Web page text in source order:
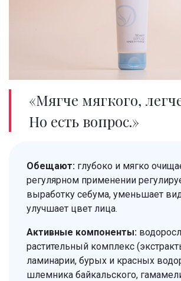
«Мягче мягкого,
Но есть вопрос.»
Обещают: глубоко и мягко
регулярном применении
выработку себума, уменьшает
улучшает цвет лица.
Активные компоненты:
растительный комплекс
ламинарии, бурых и красных
шлемника байкальского,